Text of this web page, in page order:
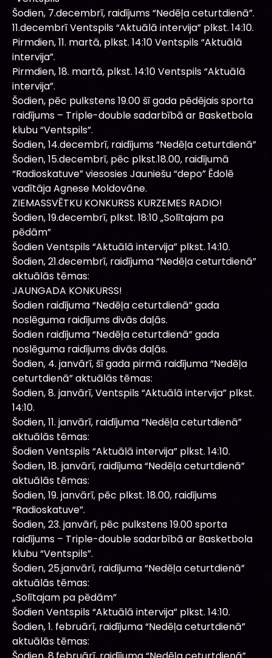
Šodien, 7.decembrī, raidījums “Nedēļa ceturtdienā”.
11.decembrī Ventspils “Aktuālā intervija” plkst. 14:10.
Pirmdien, 11. martā, plkst. 14:10 Ventspils “Aktuālā
intervija”.
Pirmdien, 18. martā, plkst. 14:10 Ventspils “Aktuālā
intervija”.
Šodien, pēc pulkstens 19.00 šī gada pēdējais sporta
raidījums – Triple-double sadarbībā ar Basketbola
klubu “Ventspils”.
Šodien, 14.decembrī, raidījums “Nedēļa ceturtdienā”
Šodien, 15.decembrī, pēc plkst.18.00, raidījumā
“Radioskatuve” viesosies Jauniešu “depo” Ēdolē
vadītāja Agnese Moldovāne.
ZIEMASSVĒTKU KONKURSS KURZEMES RADIO!
Šodien, 19.decembrī, plkst. 18:10 „Solītajam pa
pēdām”
Šodien Ventspils “Aktuālā intervija” plkst. 14:10.
Šodien, 21.decembrī, raidījuma “Nedēļa ceturtdienā”
aktuālās tēmas:
JAUNGADA KONKURSS!
Šodien raidījuma “Nedēļa ceturtdienā” gada
noslēguma raidījums divās daļās.
Šodien raidījuma “Nedēļa ceturtdienā” gada
noslēguma raidījums divās daļās.
Šodien, 4. janvārī, šī gada pirmā raidījuma “Nedēļa
ceturtdienā” aktuālās tēmas:
Šodien, 8. janvārī, Ventspils “Aktuālā intervija” plkst.
14:10.
Šodien, 11. janvārī, raidījuma “Nedēļa ceturtdienā”
aktuālās tēmas:
Šodien Ventspils “Aktuālā intervija” plkst. 14:10.
Šodien, 18. janvārī, raidījuma “Nedēļa ceturtdienā”
aktuālās tēmas:
Šodien, 19. janvārī, pēc plkst. 18.00, raidījums
“Radioskatuve”.
Šodien, 23. janvārī, pēc pulkstens 19.00 sporta
raidījums – Triple-double sadarbībā ar Basketbola
klubu “Ventspils”.
Šodien, 25.janvārī, raidījuma “Nedēļa ceturtdienā”
aktuālās tēmas:
„Solītajam pa pēdām”
Šodien Ventspils “Aktuālā intervija” plkst. 14:10.
Šodien, 1. februārī, raidījuma “Nedēļa ceturtdienā”
aktuālās tēmas: